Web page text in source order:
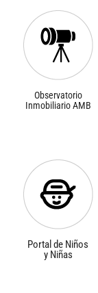
Observatorio
Inmobiliario AMB
Portal de Niños
y Niñas